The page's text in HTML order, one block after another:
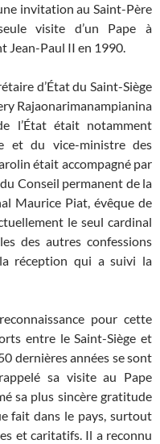
invitation au Saint-Père
visite d’un Pape à
Jean-Paul II en 1990.
d’État du Saint-Siège
Rajaonarimanampianina
l’État était notamment
et du vice-ministre des
était accompagné par
Conseil permanent de la
Maurice Piat, évêque de
le seul cardinal
des autres confessions
réception qui a suivi la
pour cette
entre le Saint-Siège et
dernières années se sont
sa visite au Pape
sa plus sincère gratitude
fait dans le pays, surtout
et caritatifs. Il a reconnu